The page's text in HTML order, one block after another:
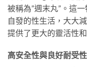
被稱為”週末丸”。這
自發的性生活，大大
提供了更大的靈活性
高安全性與良好耐受性